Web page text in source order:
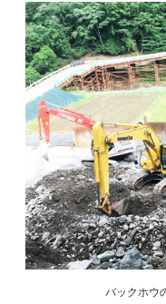
バックホウ